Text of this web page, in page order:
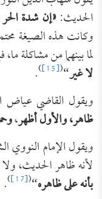
الحديث:«إن شدة
وكانت هذه الصيغة
لما بينهما من مشاكلة
لا غير“
(
[15]
)
.
ويقول القاضي عياض
ظاهر، والأول أظهر،
لأنه ظاهر الحديث،
بأنه على ظاهره“
(
[17]
)
.